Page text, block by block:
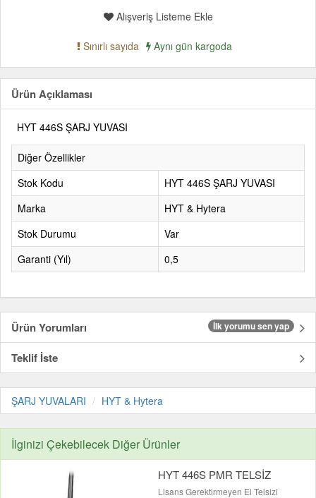
Alışveriş Listeme Ekle
Sınırlı sayıda Aynı gün kargoda
Ürün Açıklaması
HYT 446S ŞARJ YUVASI
Diğer Özellikler
Stok Kodu
HYT 446S ŞARJ YUVASI
Marka
HYT & Hytera
Stok Durumu
Var
Garanti (Yıl)
0,5
Ürün Yorumları İlk yorumu sen yap
Teklif İste
ŞARJ YUVALARI HYT & Hytera
İlginizi Çekebilecek Diğer Ürünler
HYT 446S PMR TELSİZ
Lisans Gerektirmeyen El Telsizi